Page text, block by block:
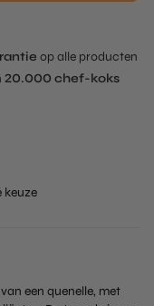
op alle producten
20.000 chef-koks
keuze
een quenelle, met